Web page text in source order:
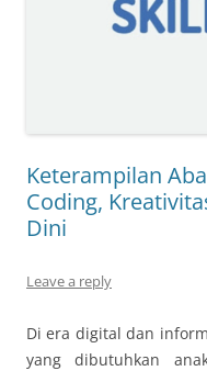
Keterampilan
Coding,
Dini
Leave a reply
Di era digital dan
yang dibutuhkan